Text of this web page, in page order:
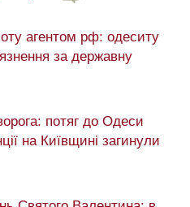
агентом рф: одеситу
за державну
потяг до Одеси
на Київщині загинули